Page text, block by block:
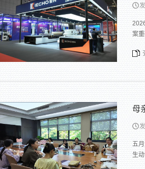
案
母
五
生